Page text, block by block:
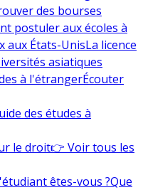
des bourses
postuler aux écoles à
aux États-UnisLa licence
asiatiques
à l'étrangerÉcouter
des études à
le droit👉 Voir tous les
êtes-vous ?Que